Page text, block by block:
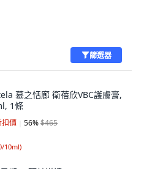
篩選器
慕之恬廊 衛蓓欣VBC護膚膏,
1條
扣價 56%$465
10ml)